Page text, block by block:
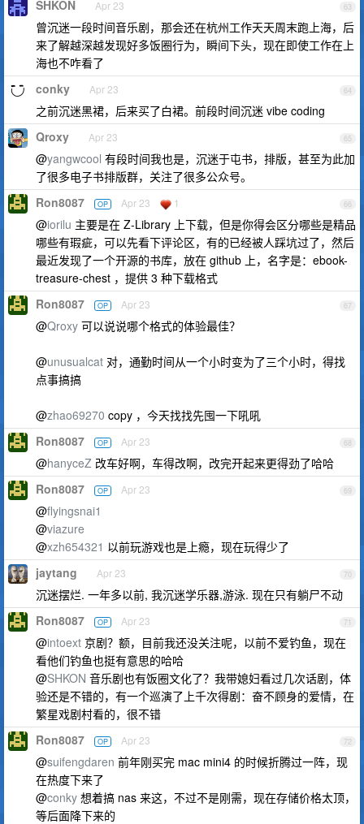
63
SHKON Apr 23
曾沉迷一段时间音乐剧，那会还在杭州工作天天周末跑上海，后
来了解越深越发现好多饭圈行为，瞬间下头，现在即使工作在上
海也不咋看了
64
conky Apr 23
之前沉迷黑裙，后来买了白裙。前段时间沉迷 vibe coding
65
Qroxy Apr 23
@yangwcool 有段时间我也是，沉迷于屯书，排版，甚至为此加
了很多电子书排版群，关注了很多公众号。
66
Ron8087 OP Apr 23 1
@iorilu 主要是在 Z-Library 上下载，但是你得会区分哪些是精品
哪些有瑕疵，可以先看下评论区，有的已经被人踩坑过了，然后
最近发现了一个开源的书库，放在 github 上，名字是：ebook-
treasure-chest ，提供 3 种下载格式
67
Ron8087 OP Apr 23
@Qroxy 可以说说哪个格式的体验最佳？
@unusualcat 对，通勤时间从一个小时变为了三个小时，得找
点事搞搞
@zhao69270 copy ，今天找找先囤一下吼吼
68
Ron8087 OP Apr 23
@hanyceZ 改车好啊，车得改啊，改完开起来更得劲了哈哈
69
Ron8087 OP Apr 23
@flyingsnai1
@viazure
@xzh654321 以前玩游戏也是上瘾，现在玩得少了
70
jaytang Apr 23
沉迷摆烂. 一年多以前, 我沉迷学乐器,游泳. 现在只有躺尸不动
71
Ron8087 OP Apr 23
@intoext 京剧？额，目前我还没关注呢，以前不爱钓鱼，现在
看他们钓鱼也挺有意思的哈哈
@SHKON 音乐剧也有饭圈文化了？我带媳妇看过几次话剧，体
验还是不错的，有一个巡演了上千次得剧：奋不顾身的爱情，在
繁星戏剧村看的，很不错
72
Ron8087 OP Apr 23
@suifengdaren 前年刚买完 mac mini4 的时候折腾过一阵，现
在热度下来了
@conky 想着搞 nas 来这，不过不是刚需，现在存储价格太顶，
等后面降下来的